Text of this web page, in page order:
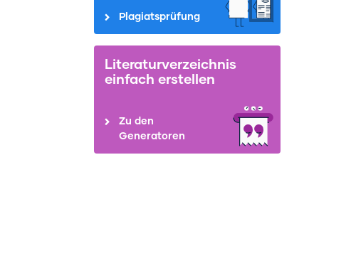
Plagiatsprüfung
Literaturverzeichnis
einfach erstellen
Zu den
Generatoren